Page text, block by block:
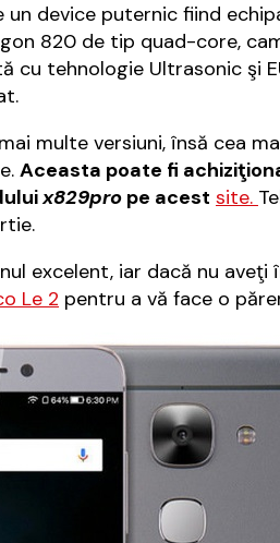
un device puternic fiind
820 de tip quad-core,
cu tehnologie Ultrasonic şi
multe versiuni, însă cea
Aceasta poate fi
x829pro pe acest site.
excelent, iar dacă nu
Le 2 pentru a vă face o